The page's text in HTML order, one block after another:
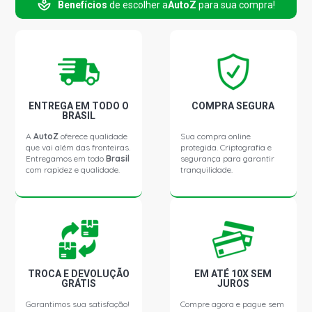
VECTRA ELEGANCE SEDAN 2.0 8V FLEXPOWER FLEX
(2008 - 2011) OUTROS LADO MOTORISTA
VECTRA ELITE SEDAN 2.0 8V FLEXPOWER FLEX (2008 -
2011) OUTROS LADO MOTORISTA
VECTRA EXPRESSION SEDAN 2.0 8V FLEXPOWER FLEX
(2008 - 2011) OUTROS LADO MOTORISTA
VECTRA ELEGANCE SEDAN 2.2 8V GASOLINA (2008 -
2011) OUTROS LADO MOTORISTA
VECTRA ELITE SEDAN 2.2 8V GASOLINA (2008 - 2009)
VECTRA ELITE SEDAN 2.4 16V FLEXPOWER FLEX (2008 -
2009) OUTROS LADO MOTORISTA
L4 GASOLINA (2006 - 2009) OUTROS LADO
Benefícios de escolher aAutoZ para sua compra!
ENTREGA EM TODO O
BRASIL
AAutoZ oferece qualidade
que vai além das fronteiras.
Entregamos em todoBrasil
com rapidez e qualidade.
COMPRA SEGURA
Sua compra online
protegida. Criptografia e
segurança para garantir
tranquilidade.
TROCA E DEVOLUÇÃO
GRÁTIS
Garantimos sua satisfação!
EM ATÉ 10X SEM
JUROS
Compre agora e pague sem